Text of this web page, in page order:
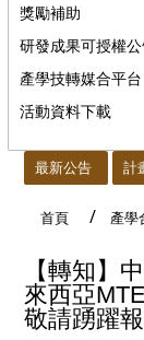
獎勵補助
研發成果可授權
產學技轉媒合平台
活動資料下載
最新公告 計
首頁 產學
【轉知】
來西亞
敬請踴躍報